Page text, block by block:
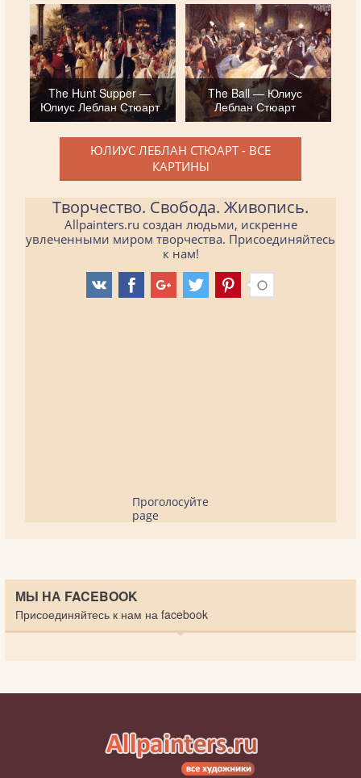
The Hunt Supper —
Юлиус Леблан Стюарт
The Ball — Юлиус
Леблан Стюарт
ЮЛИУС ЛЕБЛАН СТЮАРТ - ВСЕ
КАРТИНЫ
Творчество. Свобода. Живопись.
Allpainters.ru создан людьми, искренне
увлеченными миром творчества. Присоединяйтесь
к нам!
Проголосуйте
page
МЫ НА FACEBOOK
Присоединяйтесь к нам на facebook